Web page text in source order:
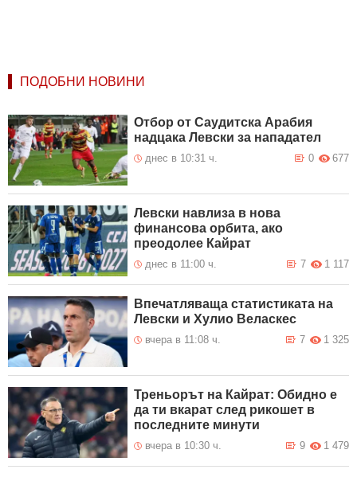
ПОДОБНИ НОВИНИ
Отбор от Саудитска Арабия
надцака Левски за нападател
днес в 10:31 ч. 677
0
Левски навлиза в нова
финансова орбита, ако
преодолее Кайрат
днес в 11:00 ч. 1 117
7
Впечатляваща статистиката на
Левски и Хулио Веласкес
вчера в 11:08 ч. 1 325
7
Треньорът на Кайрат: Обидно е
да ти вкарат след рикошет в
последните минути
вчера в 10:30 ч. 1 479
9